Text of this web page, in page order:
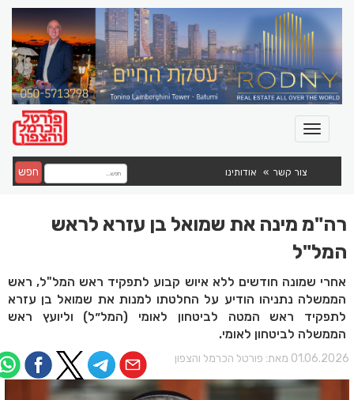
צור קשר אודותינו חפש
רה"מ מינה את שמואל בן עזרא לראש
המל"ל
אחרי שמונה חודשים ללא איוש קבוע לתפקיד ראש המל"ל, ראש
הממשלה נתניהו הודיע על החלטתו למנות את שמואל בן עזרא
לתפקיד ראש המטה לביטחון לאומי (המל״ל) וליועץ ראש
הממשלה לביטחון לאומי.
מאת: פורטל הכרמל והצפון